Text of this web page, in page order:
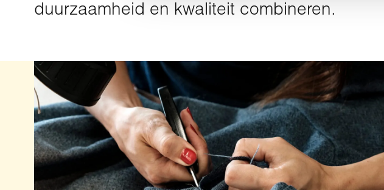
duurzaamheid en kwaliteit combineren.